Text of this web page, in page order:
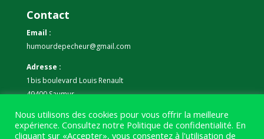
Contact
Email :
humourdepecheur@gmail.com
Adresse :
1bis boulevard Louis Renault
49400 Saumur
Téléphone :
07 59 61 06 63
Nous utilisons des cookies pour vous offrir la meilleure
expérience. Consultez notre Politique de confidentialité. En
cliquant sur «Accepter», vous consentez à l'utilisation de